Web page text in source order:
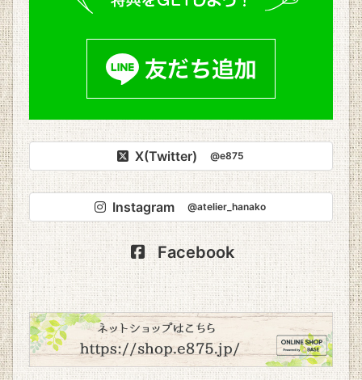
X(Twitter) @e875
Instagram @atelier_hanako
Facebook